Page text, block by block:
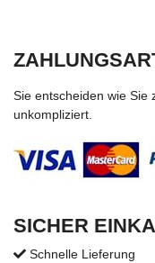
Sie entscheiden wie Sie
unkompliziert.
SICHER
Schnelle Lieferung